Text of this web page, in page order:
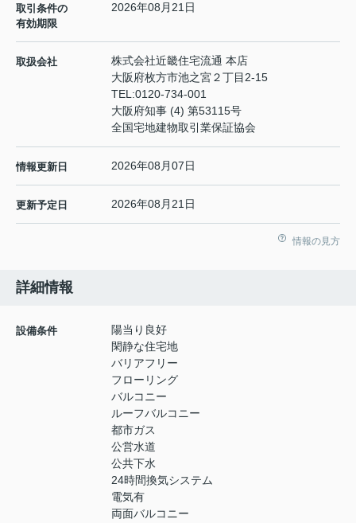
取引条件の
有効期限
2026年08月21日
取扱会社
株式会社近畿住宅流通 本店
大阪府枚方市池之宮２丁目2-15
TEL:0120-734-001
大阪府知事 (4) 第53115号
全国宅地建物取引業保証協会
情報更新日 2026年08月07日
更新予定日 2026年08月21日
情報の見方
詳細情報
設備条件
陽当り良好
閑静な住宅地
バリアフリー
フローリング
バルコニー
ルーフバルコニー
都市ガス
公営水道
公共下水
24時間換気システム
電気有
両面バルコニー